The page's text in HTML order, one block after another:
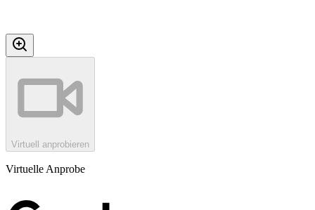
Virtuell anprobieren
Virtuelle Anprobe